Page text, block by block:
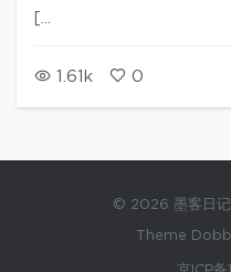
[…
1.61k 0
© 2026 墨客日
Theme